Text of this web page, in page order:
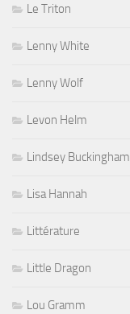
Le Triton
Lenny White
Lenny Wolf
Levon Helm
Lindsey Buckingham
Lisa Hannah
Littérature
Little Dragon
Lou Gramm